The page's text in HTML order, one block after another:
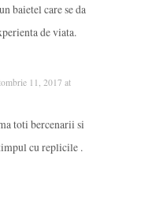
baietel care se da
de viata.
11, 2017 at
toti bercenarii si
cu replicile .